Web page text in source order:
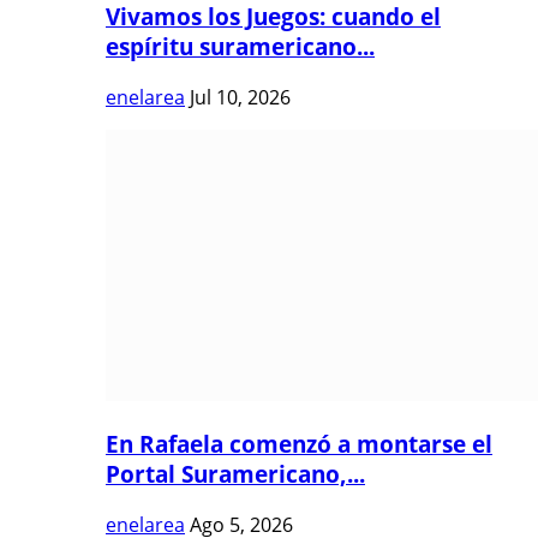
Vivamos los Juegos: cuando el
espíritu suramericano...
enelarea Jul 10, 2026
En Rafaela comenzó a montarse el
Portal Suramericano,...
enelarea Ago 5, 2026